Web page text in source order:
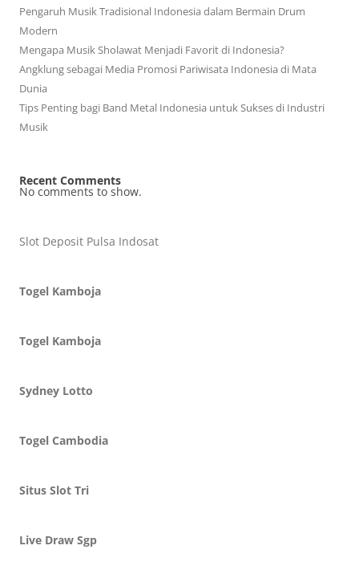
Pengaruh Musik Tradisional Indonesia dalam Bermain Drum
Modern
Mengapa Musik Sholawat Menjadi Favorit di Indonesia?
Angklung sebagai Media Promosi Pariwisata Indonesia di Mata
Dunia
Tips Penting bagi Band Metal Indonesia untuk Sukses di Industri
Musik
Recent Comments
No comments to show.
Slot Deposit Pulsa Indosat
Togel Kamboja
Togel Kamboja
Sydney Lotto
Togel Cambodia
Situs Slot Tri
Live Draw Sgp